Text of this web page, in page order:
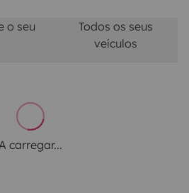
o seu
Todos os seus
veículos
A carregar...